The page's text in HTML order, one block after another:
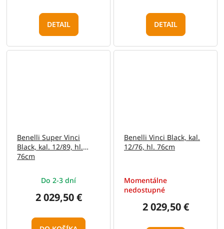
DETAIL DETAIL
Benelli Super Vinci
Black, kal. 12/89, hl.
76cm
Do 2-3 dní
2 029,50 €
Benelli Vinci Black, kal.
12/76, hl. 76cm
Momentálne
nedostupné
2 029,50 €